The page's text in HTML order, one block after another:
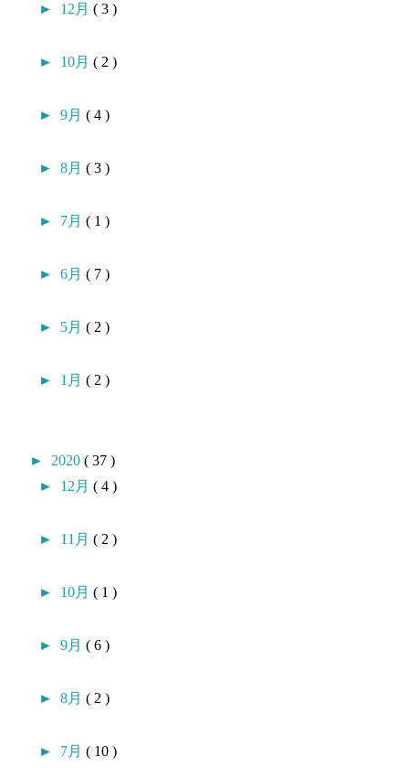
► 12月( 3 )
► 10月( 2 )
►9月( 4 )
►8月( 3 )
► 7月( 1 )
►6月( 7 )
► 5月( 2 )
► 1月( 2 )
► 2020( 37 )
► 12月( 4 )
► 11月( 2 )
► 10月( 1 )
►9月( 6 )
►8月( 2 )
► 7月( 10 )